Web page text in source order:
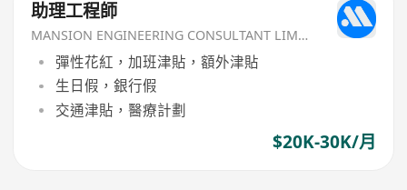
助理工程師
MANSION ENGINEERING CONSULTANT LIMITED
彈性花紅，加班津貼，額外津貼
生日假，銀行假
交通津貼，醫療計劃
$20K-30K/月